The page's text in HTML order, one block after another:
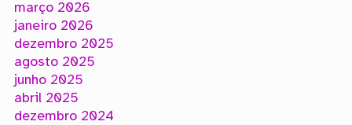
março 2026
janeiro 2026
dezembro 2025
agosto 2025
junho 2025
abril 2025
dezembro 2024